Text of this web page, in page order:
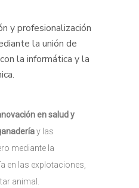
y profesionalización
la unión de
la informática y la
en salud y
y las
mediante la
en las explotaciones,
animal.